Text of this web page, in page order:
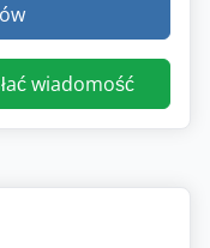
wiadomość